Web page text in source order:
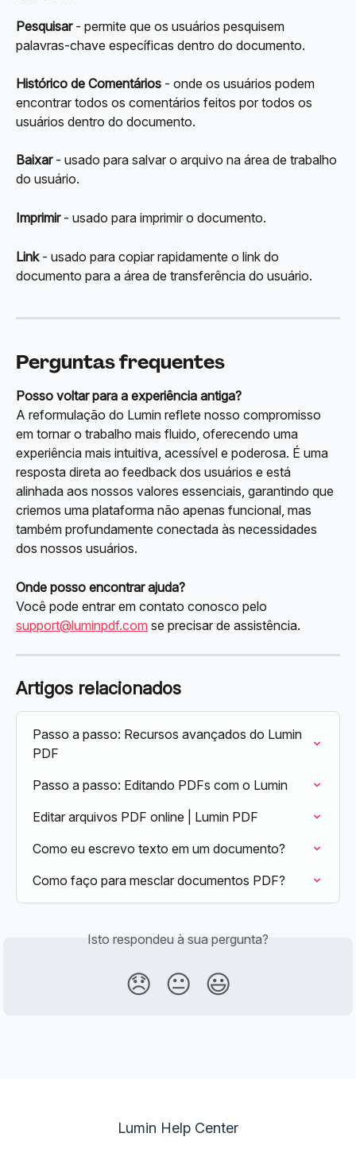
Pesquisar - permite que os usuários pesquisem
palavras-chave específicas dentro do documento.
Histórico de Comentários - onde os usuários podem
encontrar todos os comentários feitos por todos os
usuários dentro do documento.
Baixar - usado para salvar o arquivo na área de trabalho
do usuário.
Imprimir - usado para imprimir o documento.
Link - usado para copiar rapidamente o link do
documento para a área de transferência do usuário.
Perguntas frequentes
Posso voltar para a experiência antiga?
A reformulação do Lumin reflete nosso compromisso
em tornar o trabalho mais fluido, oferecendo uma
experiência mais intuitiva, acessível e poderosa. É uma
resposta direta ao feedback dos usuários e está
alinhada aos nossos valores essenciais, garantindo que
criemos uma plataforma não apenas funcional, mas
também profundamente conectada às necessidades
dos nossos usuários.
Onde posso encontrar ajuda?
Você pode entrar em contato conosco pelo
support@luminpdf.com se precisar de assistência.
Artigos relacionados
Passo a passo: Recursos avançados do Lumin
PDF
Passo a passo: Editando PDFs com o Lumin
Editar arquivos PDF online | Lumin PDF
Como eu escrevo texto em um documento?
Como faço para mesclar documentos PDF?
Isto respondeu à sua pergunta?
😞 😐 😃
Lumin Help Center